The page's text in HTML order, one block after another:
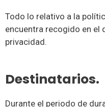
Todo lo relativo a la
encuentra recogido en el
privacidad.
Destinatarios.
Durante el periodo de